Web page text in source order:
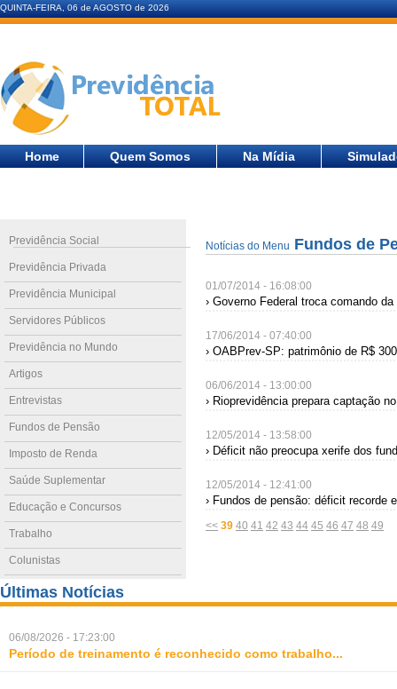
QUINTA-FEIRA, 06 de AGOSTO de 2026
Home Quem Somos Na Mídia
Previdência Social
Previdência Privada
Previdência Municipal
Servidores Públicos
Previdência no Mundo
Artigos
Entrevistas
Fundos de Pensão
Imposto de Renda
Saúde Suplementar
Educação e Concursos
Trabalho
Colunistas
Notícias do Menu Fundos de
01/07/2014 - 16:08:00
› Governo Federal troca comando
17/06/2014 - 07:40:00
› OABPrev-SP: patrimônio de R$
06/06/2014 - 13:00:00
› Rioprevidência prepara captação
12/05/2014 - 13:58:00
› Déficit não preocupa xerife dos
12/05/2014 - 12:41:00
› Fundos de pensão: déficit recorde
<< 39 40 41 42 43 44 45 46 47 48 49
Últimas Notícias
06/08/2026 - 17:23:00
Período de treinamento é reconhecido como trabalho...